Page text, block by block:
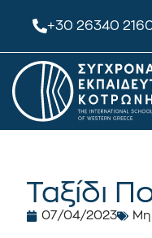
+30 26340
Ταξίδι
07/04/2023 Μη